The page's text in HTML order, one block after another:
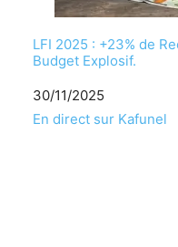
LFI 2025 : +23% de
Budget Explosif.
Date
30/11/2025
Par rapport à
En direct sur Kafunel